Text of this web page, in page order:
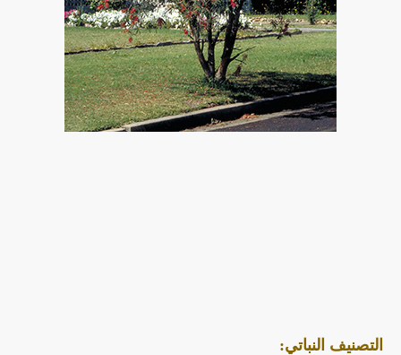
التصنيف النباتي: